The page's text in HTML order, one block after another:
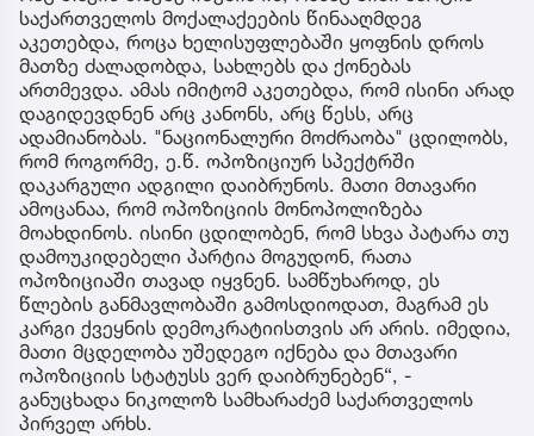
საქართველოს მოქალაქეების წინააღმდეგ
აკეთებდა, როცა ხელისუფლებაში ყოფნის დროს
მათზე ძალადობდა, სახლებს და ქონებას
ართმევდა. ამას იმიტომ აკეთებდა, რომ ისინი არად
დაგიდევდნენ არც კანონს, არც წესს, არც
ადამიანობას. "ნაციონალური მოძრაობა" ცდილობს,
რომ როგორმე, ე.წ. ოპოზიციურ სპექტრში
დაკარგული ადგილი დაიბრუნოს. მათი მთავარი
ამოცანაა, რომ ოპოზიციის მონოპოლიზება
მოახდინოს. ისინი ცდილობენ, რომ სხვა პატარა თუ
დამოუკიდებელი პარტია მოგუდონ, რათა
ოპოზიციაში თავად იყვნენ. სამწუხაროდ, ეს
წლების განმავლობაში გამოსდიოდათ, მაგრამ ეს
კარგი ქვეყნის დემოკრატიისთვის არ არის. იმედია,
მათი მცდელობა უშედეგო იქნება და მთავარი
ოპოზიციის სტატუსს ვერ დაიბრუნებენ“, -
განუცხადა ნიკოლოზ სამხარაძემ საქართველოს
პირველ არხს.